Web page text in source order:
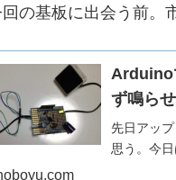
の基板に出会う前。
Arduino
ず鳴ら
先日アッ
思う。今